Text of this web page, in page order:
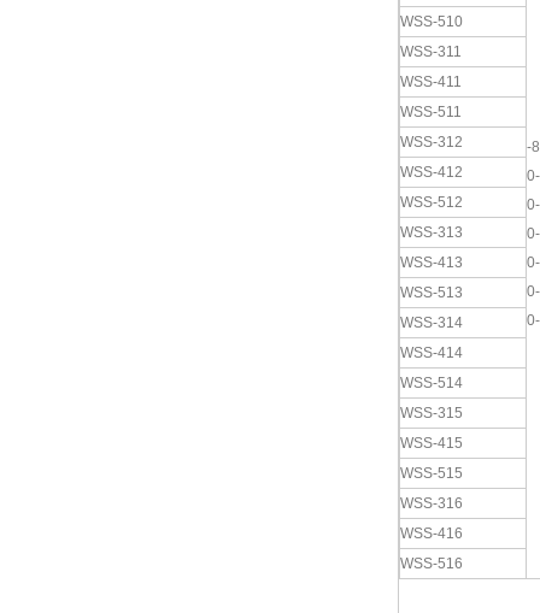
-
WSS-510
WSS-311
WSS-411
WSS-511
WSS-312
WSS-412
WSS-512
WSS-313
WSS-413
WSS-513
WSS-314
WSS-414
WSS-514
WSS-315
WSS-415
WSS-515
WSS-316
WSS-416
WSS-516